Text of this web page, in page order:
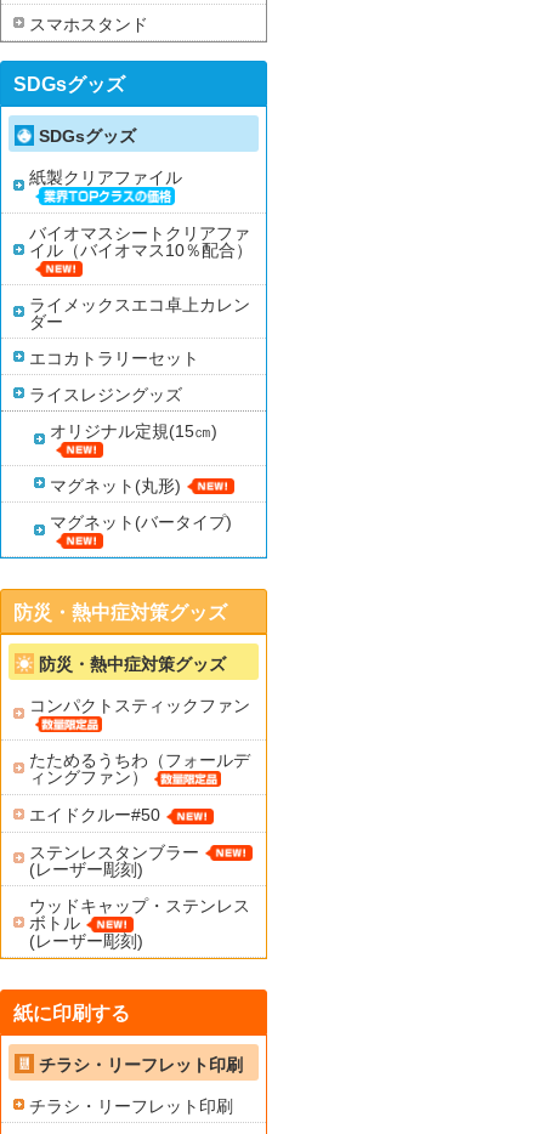
スマホスタンド
SDGsグッズ
SDGsグッズ
紙製クリアファイル
バイオマスシートクリアファ
イル（バイオマス10％配合）
ライメックスエコ卓上カレン
ダー
エコカトラリーセット
ライスレジングッズ
オリジナル定規(15㎝)
マグネット(丸形)
マグネット(バータイプ)
防災・熱中症対策グッズ
防災・熱中症対策グッズ
コンパクトスティックファン
たためるうちわ（フォールデ
ィングファン）
エイドクルー#50
ステンレスタンブラー
(レーザー彫刻)
ウッドキャップ・ステンレス
ボトル
(レーザー彫刻)
紙に印刷する
チラシ・リーフレット印刷
チラシ・リーフレット印刷